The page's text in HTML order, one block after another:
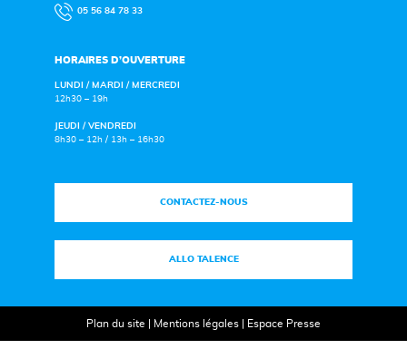
05 56 84 78 33
HORAIRES D’OUVERTURE
LUNDI / MARDI / MERCREDI
12h30 – 19h
JEUDI / VENDREDI
8h30 – 12h / 13h – 16h30
CONTACTEZ-NOUS
ALLO TALENCE
Plan du site Mentions légales| Espace Presse